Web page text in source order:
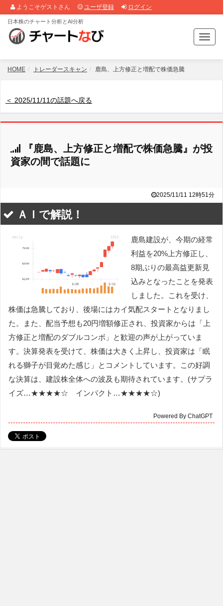
ようこそゲストさん ユーザ登録 ログイン
T
o
g
a
日本株のチャート分析とAI分析
HOME トレーダースキャン 鹿島、上方修正と増配で株価急騰
＜ 2025/11/11の話題へ戻る
『鹿島、上方修正と増配で株価急騰』が投
資家の間で話題に
2025/11/11 12時51分
ＡＩで解説！
鹿島建設が、今期の経常
利益を20%上方修正し、
8期ぶりの最高益更新見
込みとなったことを発表
しました。これを受け、
株価は急騰しており、後場にはカイ気配スタートとなりまし
た。また、配当予想も20円増額修正され、投資家からは「上
方修正と増配のダブルコンボ」と歓迎の声が上がっていま
す。決算発表を受けて、株価は大きく上昇し、投資家は「眠
れる獅子が目覚めた感じ」とコメントしています。この好調
な決算は、建設株全体への波及も期待されています。(サプラ
イズ…★★★★☆ インパクト…★★★★☆)
Powered By ChatGPT